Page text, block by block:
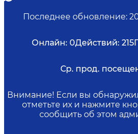
Последнее обновление:
Онлайн: 0Действий: 215
Ср. прод.
Внимание! Если вы
отметьте их и нажмите
сообщить об этом